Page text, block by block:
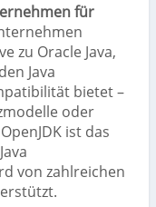
für
zu Oracle Java,
Java
bietet –
oder
ist das
von zahlreichen